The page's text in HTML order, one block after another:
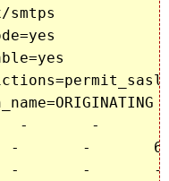
smtps
-       -       -
-       -
-       -       -